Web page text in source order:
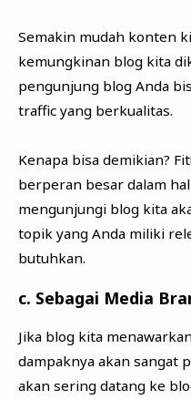
Semakin mudah konten
kemungkinan blog kita
pengunjung blog Anda
traffic yang berkualitas.
Kenapa bisa demikian?
berperan besar dalam
mengunjungi blog kita
topik yang Anda miliki
butuhkan.
c. Sebagai Media
Jika blog kita
dampaknya akan sangat
akan sering datang ke